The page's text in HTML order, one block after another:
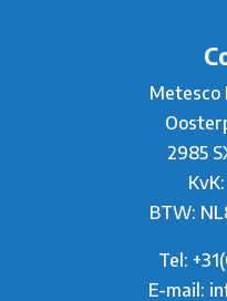
Metesco
2985
BTW:
Tel:
E-mail: